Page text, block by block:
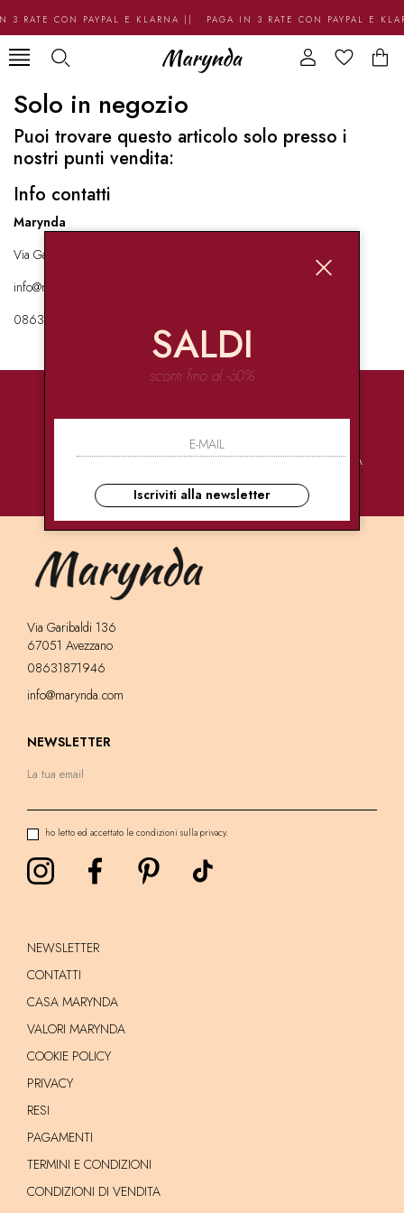
3 RATE CON PAYPAL E KLARNA || PAGA IN 3 RATE CON PAYPAL E
Solo in negozio
Puoi trovare questo articolo solo presso i
nostri punti vendita:
Info contatti
Marynda
Via Garibaldi 136 67051 Avezzano
info@marynda.com
08631871946
PAGAMENTI
CONSEGNE
ULTRA RAPIDE
ASSISTENZA
Via Garibaldi 136
67051 Avezzano
08631871946
info@marynda.com
NEWSLETTER
ho letto ed accettato le condizioni sulla privacy.
NEWSLETTER
CONTATTI
CASA MARYNDA
VALORI MARYNDA
COOKIE POLICY
PRIVACY
RESI
PAGAMENTI
TERMINI E CONDIZIONI
CONDIZIONI DI VENDITA
SALDI
sconti fino al -60%
Iscriviti alla newsletter